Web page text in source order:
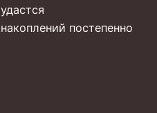
постепенно